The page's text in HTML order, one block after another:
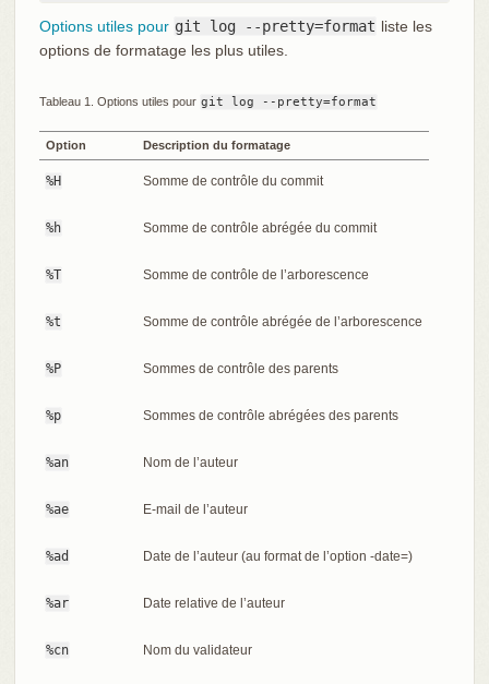
Options utiles pour git log --pretty=format liste les
options de formatage les plus utiles.
Tableau 1. Options utiles pour git log --pretty=format
Option Description du formatage
%H Somme de contrôle du commit
%h Somme de contrôle abrégée du commit
%T Somme de contrôle de l’arborescence
%t Somme de contrôle abrégée de l’arborescence
%P Sommes de contrôle des parents
%p Sommes de contrôle abrégées des parents
%an Nom de l’auteur
%ae E-mail de l’auteur
%ad Date de l’auteur (au format de l’option -date=)
%ar Date relative de l’auteur
%cn Nom du validateur